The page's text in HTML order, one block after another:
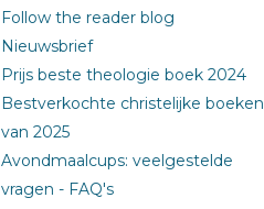
Follow the reader blog
Nieuwsbrief
Prijs beste theologie boek 2024
Bestverkochte christelijke boeken
van 2025
Avondmaalcups: veelgestelde
vragen - FAQ's